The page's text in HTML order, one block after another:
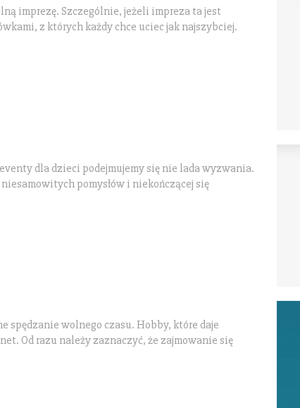
imprezę. Szczególnie, jeżeli impreza ta jest
z których każdy chce uciec jak najszybciej.
dla dzieci podejmujemy się nie lada wyzwania.
pomysłów i niekończącej się
spędzanie wolnego czasu. Hobby, które daje
Od razu należy zaznaczyć, że zajmowanie się